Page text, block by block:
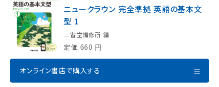
ニュークラウン 完全準拠 英語の基本文
型 1
三省堂編修所 編
定価 660 円
オンライン書店で購入する